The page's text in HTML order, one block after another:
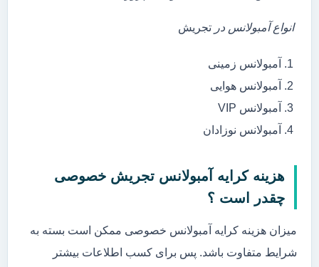
انواع آمبولانس در تجریش
آمبولانس زمینی
آمبولانس هوایی
آمبولانس VIP
آمبولانس نوزادان
هزینه کرایه آمبولانس تجریش خصوصی
چقدر است ؟
میزان هزینه کرایه آمبولانس خصوصی ممکن است بسته به
شرایط متفاوت باشد. پس برای کسب اطلاعات بیشتر